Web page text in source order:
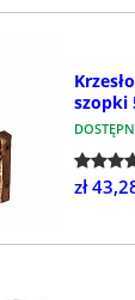
szopki
zł